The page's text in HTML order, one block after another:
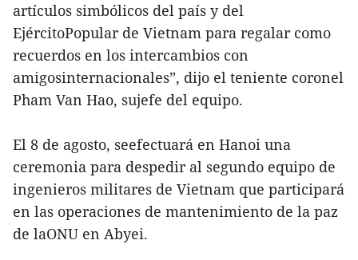
artículos simbólicos del país y del
EjércitoPopular de Vietnam para regalar como
recuerdos en los intercambios con
amigosinternacionales”, dijo el teniente coronel
Pham Van Hao, sujefe del equipo.
El 8 de agosto, seefectuará en Hanoi una
ceremonia para despedir al segundo equipo de
ingenieros militares de Vietnam que participará
en las operaciones de mantenimiento de la paz
de laONU en Abyei.